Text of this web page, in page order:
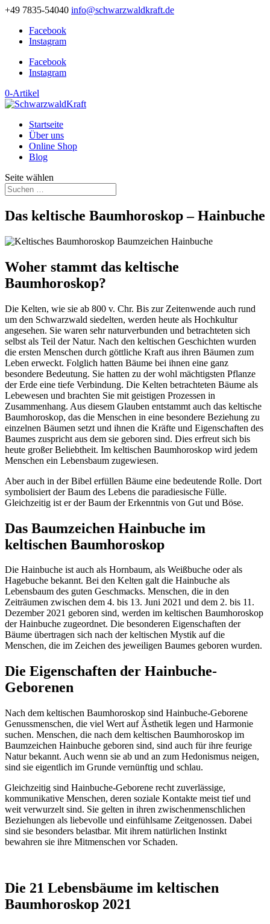
+49 7835-54040 info@schwarzwaldkraft.de
Facebook
Instagram
Facebook
Instagram
0-Artikel
Startseite
Über uns
Online Shop
Blog
Seite wählen
Das keltische Baumhoroskop – Hainbuche
Woher stammt das keltische
Baumhoroskop?
Die Kelten, wie sie ab 800 v. Chr. Bis zur Zeitenwende auch rund
um den Schwarzwald siedelten, werden heute als Hochkultur
angesehen. Sie waren sehr naturverbunden und betrachteten sich
selbst als Teil der Natur. Nach den keltischen Geschichten wurden
die ersten Menschen durch göttliche Kraft aus ihren Bäumen zum
Leben erweckt. Folglich hatten Bäume bei ihnen eine ganz
besondere Bedeutung. Sie hatten zu der wohl mächtigsten Pflanze
der Erde eine tiefe Verbindung. Die Kelten betrachteten Bäume als
Lebewesen und brachten Sie mit geistigen Prozessen in
Zusammenhang. Aus diesem Glauben entstammt auch das keltische
Baumhoroskop, das die Menschen in eine besondere Beziehung zu
einzelnen Bäumen setzt und ihnen die Kräfte und Eigenschaften des
Baumes zuspricht aus dem sie geboren sind. Dies erfreut sich bis
heute großer Beliebtheit. Im keltischen Baumhoroskop wird jedem
Menschen ein Lebensbaum zugewiesen.
Aber auch in der Bibel erfüllen Bäume eine bedeutende Rolle. Dort
symbolisiert der Baum des Lebens die paradiesische Fülle.
Gleichzeitig ist er der Baum der Erkenntnis von Gut und Böse.
Das Baumzeichen Hainbuche im
keltischen Baumhoroskop
Die Hainbuche ist auch als Hornbaum, als Weißbuche oder als
Hagebuche bekannt. Bei den Kelten galt die Hainbuche als
Lebensbaum des guten Geschmacks. Menschen, die in den
Zeiträumen zwischen dem 4. bis 13. Juni 2021 und dem 2. bis 11.
Dezember 2021 geboren sind, werden im keltischen Baumhoroskop
der Hainbuche zugeordnet. Die besonderen Eigenschaften der
Bäume übertragen sich nach der keltischen Mystik auf die
Menschen, die im Zeichen des jeweiligen Baumes geboren wurden.
Die Eigenschaften der Hainbuche-
Geborenen
Nach dem keltischen Baumhoroskop sind Hainbuche-Geborene
Genussmenschen, die viel Wert auf Ästhetik legen und Harmonie
suchen. Menschen, die nach dem keltischen Baumhoroskop im
Baumzeichen Hainbuche geboren sind, sind auch für ihre feurige
Natur bekannt. Auch wenn sie ab und an zum Hedonismus neigen,
sind sie eigentlich im Grunde vernünftig und schlau.
Gleichzeitig sind Hainbuche-Geborene recht zuverlässige,
kommunikative Menschen, deren soziale Kontakte meist tief und
weit verwurzelt sind. Sie gelten in ihren zwischenmenschlichen
Beziehungen als liebevolle und einfühlsame Zeitgenossen. Dabei
sind sie besonders belastbar. Mit ihrem natürlichen Instinkt
bewahren sie ihre Mitmenschen vor Schaden.
Die 21 Lebensbäume im keltischen
Baumhoroskop 2021